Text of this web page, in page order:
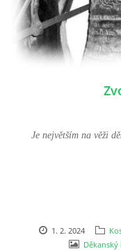
ODKAZY
Je největším na věži
1. 2. 2024